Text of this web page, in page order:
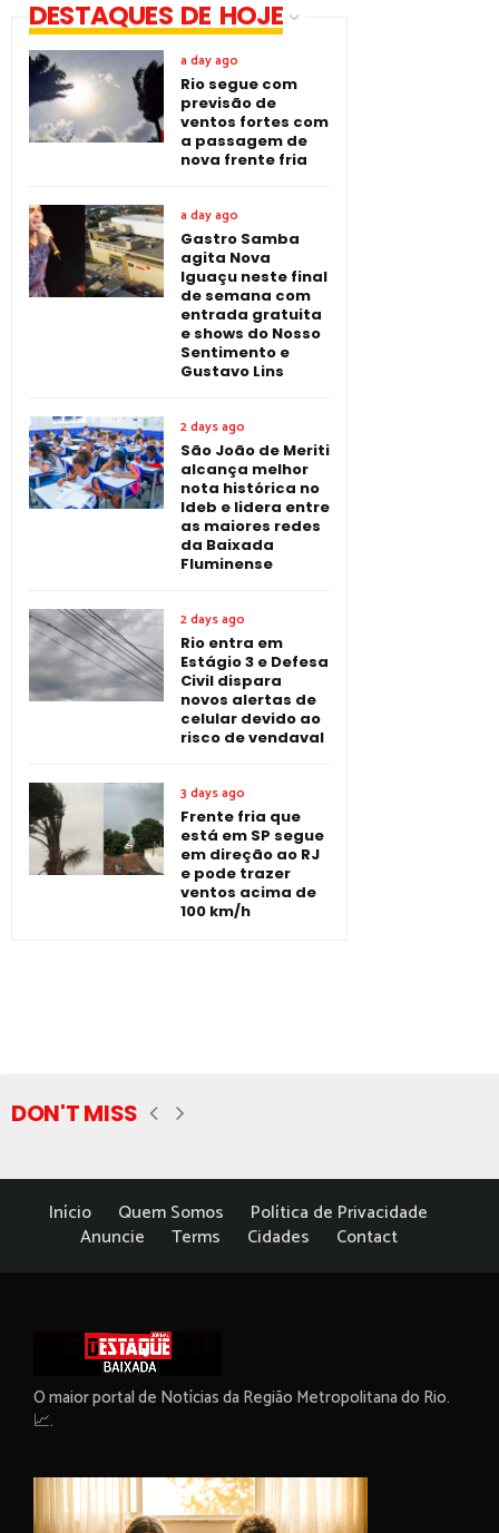
DESTAQUES DE HOJE
a day ago
Rio segue com
previsão de
ventos fortes com
a passagem de
nova frente fria
a day ago
Gastro Samba
agita Nova
Iguaçu neste final
de semana com
entrada gratuita
e shows do Nosso
Sentimento e
Gustavo Lins
2 days ago
São João de Meriti
alcança melhor
nota histórica no
Ideb e lidera entre
as maiores redes
da Baixada
Fluminense
2 days ago
Rio entra em
Estágio 3 e Defesa
Civil dispara
novos alertas de
celular devido ao
risco de vendaval
3 days ago
Frente fria que
está em SP segue
em direção ao RJ
e pode trazer
ventos acima de
100 km/h
DON'T MISS
Início Quem Somos
Política de Privacidade
Anuncie
Terms Cidades Contact
O maior portal de Notícias da Região Metropolitana do Rio.
📈.